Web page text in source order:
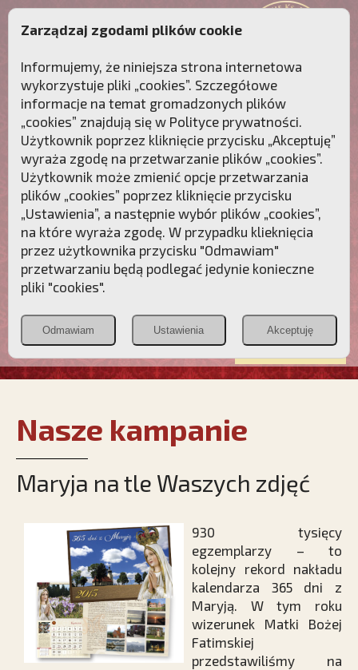
Przebudźmy sumienia Polaków!
Polonia
Christiana
PCh24.pl
Przymierze
POZNAJ APOSTOLAT FATIMY WESPRZYJ
NAS
Nasze kampanie
Maryja na tle Waszych zdjęć
930 tysięcy
egzemplarzy – to
kolejny rekord nakładu
kalendarza 365 dni z
Maryją. W tym roku
wizerunek Matki Bożej
Fatimskiej
przedstawiliśmy na
Zarządzaj zgodami plików cookie
Informujemy, że niniejsza strona internetowa
wykorzystuje pliki „cookies”. Szczegółowe
informacje na temat gromadzonych plików
„cookies” znajdują się w Polityce prywatności.
Użytkownik poprzez kliknięcie przycisku „Akceptuję”
wyraża zgodę na przetwarzanie plików „cookies”.
Użytkownik może zmienić opcje przetwarzania
plików „cookies” poprzez kliknięcie przycisku
„Ustawienia”, a następnie wybór plików „cookies”,
na które wyraża zgodę. W przypadku klieknięcia
przez użytkownika przycisku "Odmawiam"
przetwarzaniu będą podlegać jedynie konieczne
pliki "cookies".
Odmawiam Ustawienia Akceptuję